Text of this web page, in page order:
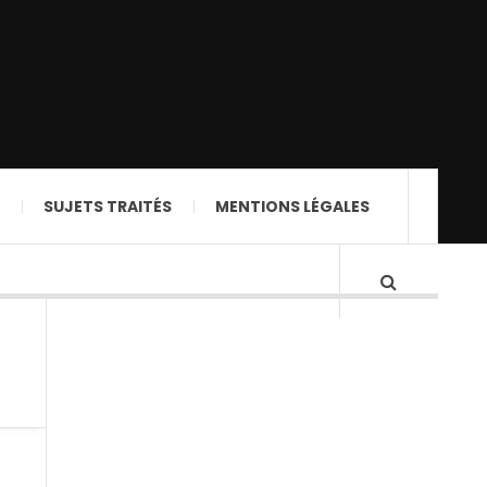
SUJETS TRAITÉS MENTIONS LÉGALES